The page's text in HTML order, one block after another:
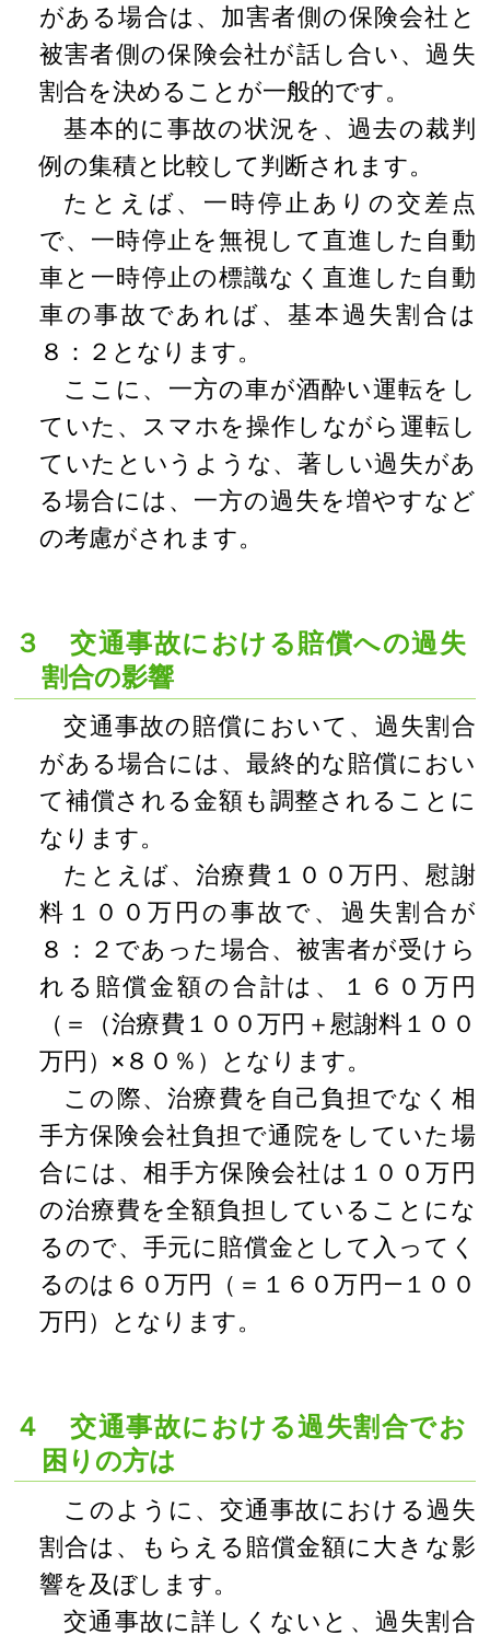
がある場合は、加害者側の保険会社と
被害者側の保険会社が話し合い、過失
割合を決めることが一般的です。
基本的に事故の状況を、過去の裁判
例の集積と比較して判断されます。
たとえば、一時停止ありの交差点
で、一時停止を無視して直進した自動
車と一時停止の標識なく直進した自動
車の事故であれば、基本過失割合は
８：２となります。
ここに、一方の車が酒酔い運転をし
ていた、スマホを操作しながら運転し
ていたというような、著しい過失があ
る場合には、一方の過失を増やすなど
の考慮がされます。
３ 交通事故における賠償への過失
割合の影響
交通事故の賠償において、過失割合
がある場合には、最終的な賠償におい
て補償される金額も調整されることに
なります。
たとえば、治療費１００万円、慰謝
料１００万円の事故で、過失割合が
８：２であった場合、被害者が受けら
れる賠償金額の合計は、１６０万円
（＝（治療費１００万円＋慰謝料１００
万円）×８０％）となります。
この際、治療費を自己負担でなく相
手方保険会社負担で通院をしていた場
合には、相手方保険会社は１００万円
の治療費を全額負担していることにな
るので、手元に賠償金として入ってく
るのは６０万円（＝１６０万円―１００
万円）となります。
４ 交通事故における過失割合でお
困りの方は
このように、交通事故における過失
割合は、もらえる賠償金額に大きな影
響を及ぼします。
交通事故に詳しくないと、過失割合